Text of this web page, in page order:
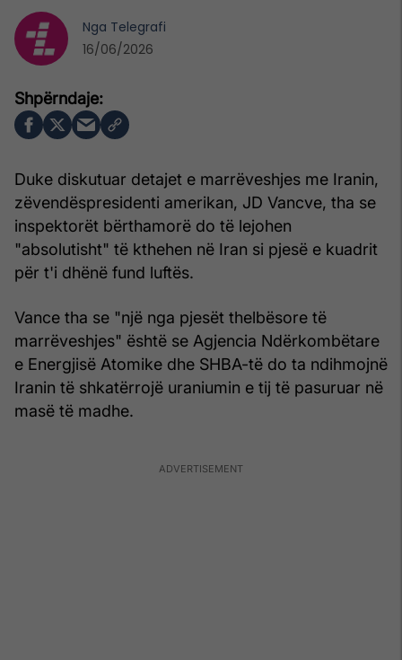
Duke diskutuar detajet e marrëveshjes me Iranin,
zëvendëspresidenti amerikan, JD Vancve, tha se
inspektorët bërthamorë do të lejohen
"absolutisht" të kthehen në Iran si pjesë e kuadrit
për t'i dhënë fund luftës.
Vance tha se "një nga pjesët thelbësore të
marrëveshjes" është se Agjencia Ndërkombëtare
e Energjisë Atomike dhe SHBA-të do ta ndihmojnë
Iranin të shkatërrojë uraniumin e tij të pasuruar në
masë të madhe.
Nga Telegrafi
16/06/2026